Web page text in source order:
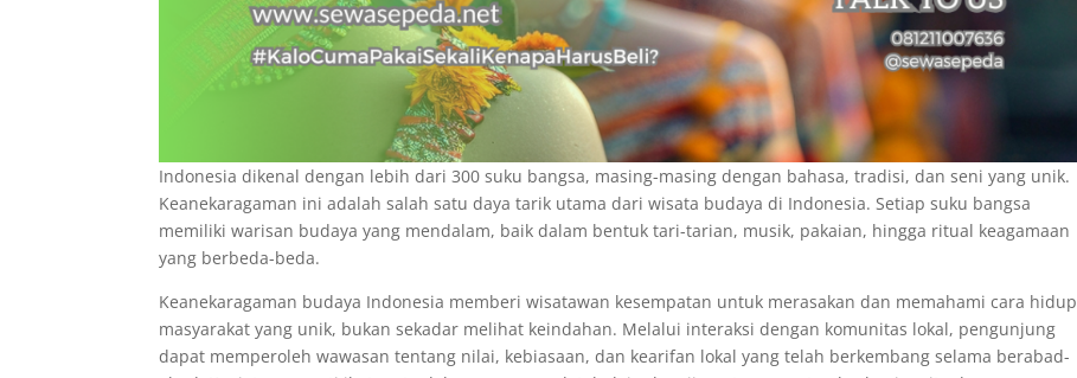
Indonesia dikenal dengan lebih dari 300 suku bangsa, masing-masing dengan bahasa, tradisi, dan seni yang unik.
Keanekaragaman ini adalah salah satu daya tarik utama dari wisata budaya di Indonesia. Setiap suku bangsa
memiliki warisan budaya yang mendalam, baik dalam bentuk tari-tarian, musik, pakaian, hingga ritual keagamaan
yang berbeda-beda.
Keanekaragaman budaya Indonesia memberi wisatawan kesempatan untuk merasakan dan memahami cara hidup
masyarakat yang unik, bukan sekadar melihat keindahan. Melalui interaksi dengan komunitas lokal, pengunjung
dapat memperoleh wawasan tentang nilai, kebiasaan, dan kearifan lokal yang telah berkembang selama berabad-